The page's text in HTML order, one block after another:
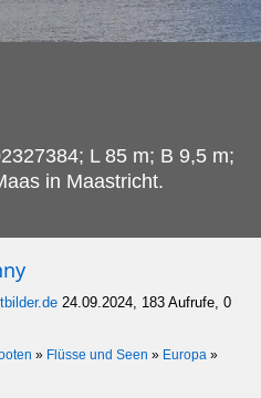
L 85 m; B 9,5 m;
in Maastricht.
24.09.2024, 183 Aufrufe, 0
» Flüsse und Seen » Europa »